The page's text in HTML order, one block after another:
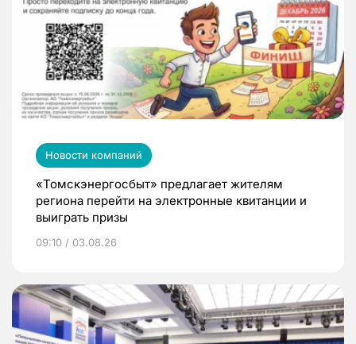
Новости компаний
«Томскэнергосбыт» предлагает жителям
региона перейти на электронные квитанции и
выиграть призы
09:10 / 03.08.26